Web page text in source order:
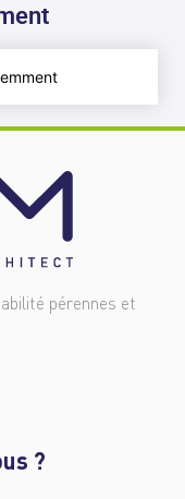
pérennes et
?